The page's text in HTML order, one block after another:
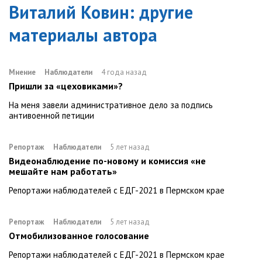
Виталий Ковин: другие
материалы автора
Мнение Наблюдатели 4 года назад
Пришли за «цеховиками»?
На меня завели административное дело за подпись
антивоенной петиции
Репортаж Наблюдатели 5 лет назад
Видеонаблюдение по-новому и комиссия «не
мешайте нам работать»
Репортажи наблюдателей с ЕДГ-2021 в Пермском крае
Репортаж Наблюдатели 5 лет назад
Отмобилизованное голосование
Репортажи наблюдателей с ЕДГ-2021 в Пермском крае